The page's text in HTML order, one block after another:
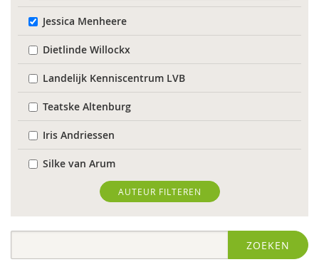
Jessica Menheere
Dietlinde Willockx
Landelijk Kenniscentrum LVB
Teatske Altenburg
Iris Andriessen
Silke van Arum
Roli Ayutsede
Sebastiaan Baauw
AUTEUR FILTEREN
ZOEKEN